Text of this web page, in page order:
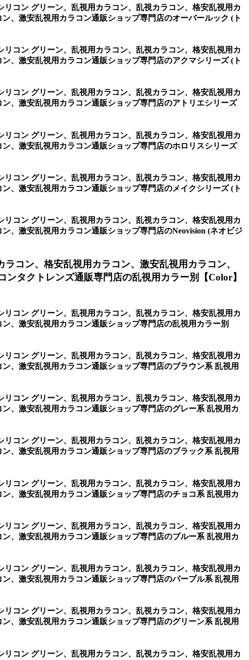
リコン グリーン、乱視用カラコン、乱視カラコン、格安乱視用カ
、激安乱視用カラコン通販ショップ専門店のオーバールック (ト
リコン グリーン、乱視用カラコン、乱視カラコン、格安乱視用カ
、激安乱視用カラコン通販ショップ専門店のアクマシリーズ (ト
リコン グリーン、乱視用カラコン、乱視カラコン、格安乱視用カ
、激安乱視用カラコン通販ショップ専門店のアトリエシリーズ
リコン グリーン、乱視用カラコン、乱視カラコン、格安乱視用カ
、激安乱視用カラコン通販ショップ専門店のホロリスシリーズ
リコン グリーン、乱視用カラコン、乱視カラコン、格安乱視用カ
、激安乱視用カラコン通販ショップ専門店のメイクシリーズ (ト
リコン グリーン、乱視用カラコン、乱視カラコン、格安乱視用カ
、激安乱視用カラコン通販ショップ専門店のNeovision (ネオビジ
コン、格安乱視用カラコン、激安乱視用カラコン、
タクトレンズ通販専門店の乱視用カラー別【Color】
リコン グリーン、乱視用カラコン、乱視カラコン、格安乱視用カ
、激安乱視用カラコン通販ショップ専門店の乱視用カラー別
リコン グリーン、乱視用カラコン、乱視カラコン、格安乱視用カ
、激安乱視用カラコン通販ショップ専門店のブラウン系 乱視用
リコン グリーン、乱視用カラコン、乱視カラコン、格安乱視用カ
、激安乱視用カラコン通販ショップ専門店のグレー系 乱視用カ
リコン グリーン、乱視用カラコン、乱視カラコン、格安乱視用カ
、激安乱視用カラコン通販ショップ専門店のブラック系 乱視用
リコン グリーン、乱視用カラコン、乱視カラコン、格安乱視用カ
、激安乱視用カラコン通販ショップ専門店のチョコ系 乱視用カ
リコン グリーン、乱視用カラコン、乱視カラコン、格安乱視用カ
、激安乱視用カラコン通販ショップ専門店のブルー系 乱視用カ
リコン グリーン、乱視用カラコン、乱視カラコン、格安乱視用カ
、激安乱視用カラコン通販ショップ専門店のパープル系 乱視用
リコン グリーン、乱視用カラコン、乱視カラコン、格安乱視用カ
、激安乱視用カラコン通販ショップ専門店のグリーン系 乱視用
リコン グリーン、乱視用カラコン、乱視カラコン、格安乱視用カ